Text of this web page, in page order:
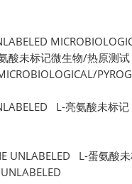
酸未标记微生物/热原
L-亮氨酸未标
UNLABELED L-蛋氨